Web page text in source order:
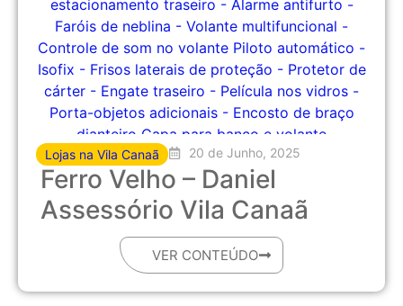
Lojas na Vila Canaã 20 de Junho, 2025
Ferro Velho – Daniel
Assessório Vila Canaã
VER CONTEÚDO